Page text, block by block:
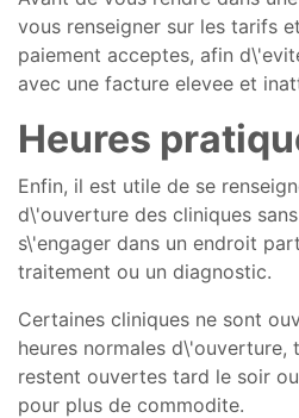
vous renseigner sur les tarifs
paiement acceptes, afin
avec une facture elevee et
Heures
Enfin, il est utile de se
d\'ouverture des cliniques
s\'engager dans un endroit
traitement ou un diagnostic.
Certaines cliniques ne sont
heures normales d\'ouverture,
restent ouvertes tard le soir
pour plus de commodite.